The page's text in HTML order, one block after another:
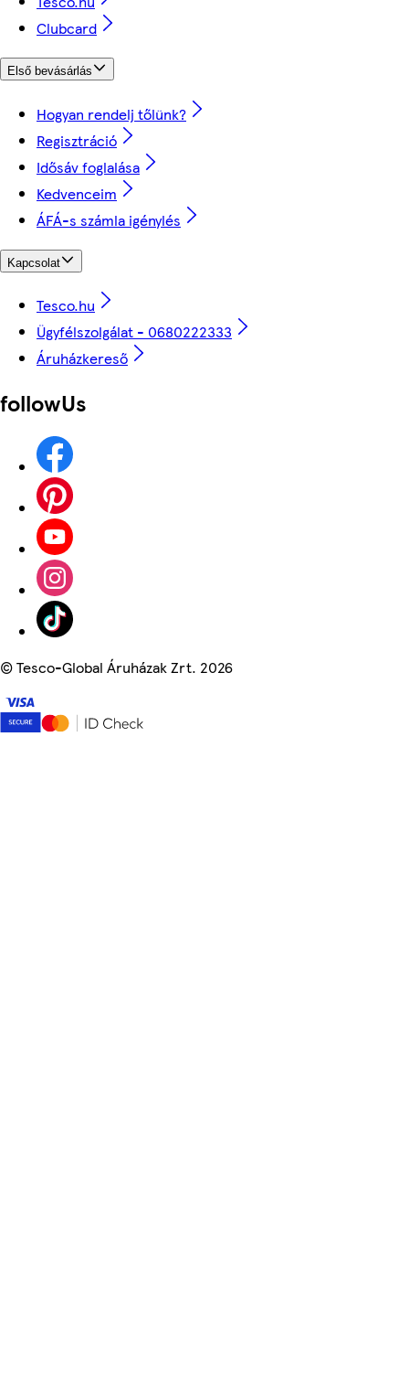
Clubcard
Első bevásárlás
Hogyan rendelj tőlünk?
Regisztráció
Idősáv foglalása
Kedvenceim
ÁFÁ-s számla igénylés
Kapcsolat
Tesco.hu
Ügyfélszolgálat - 0680222333
Áruházkereső
followUs
©Tesco-Global Áruházak Zrt. 2026